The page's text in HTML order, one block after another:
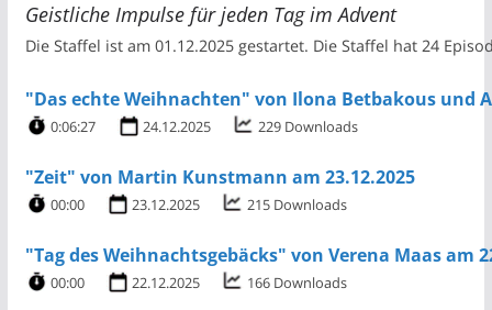
Geistliche Impulse für jeden Tag im Advent
Die Staffel ist am 01.12.2025 gestartet. Die Staffel hat 24
"Das echte Weihnachten" von Ilona Betbakous und
0:06:27 24.12.2025 229 Downloads
"Zeit" von Martin Kunstmann am 23.12.2025
00:00 23.12.2025 215 Downloads
"Tag des Weihnachtsgebäcks" von Verena Maas am
00:00 22.12.2025 166 Downloads